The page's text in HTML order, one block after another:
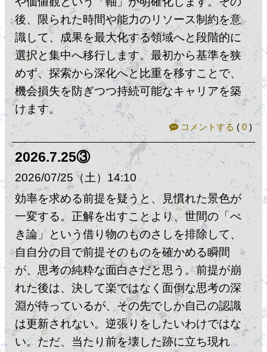
後、限られた時間や能力のリソース制約を意
識して、成果を最大化する領域へと段階的に
選択と集中へ移行します。最初から基準を狭
めず、探索から深化へと比重を移すことで、
機会損失を防ぎつつ持続可能なキャリアを築
けます。
コメントする (0)
2026.7.25③
2026 07 25（土）14:10
効率を求める前提を疑うと、見慣れた景色が
一変する。正解を出すことより、世間の「べ
き論」という借り物のものさしを排除して、
自自分の目で前提そのものを確かめる瞬間
が、思考の純粋な面白さだと思う。前提が崩
れた後は、決して楽ではなく面倒な思考の深
淵が待っているが、その先でしか自己の認識
は更新されない。逆張りをしたいわけではな
い。ただ、当たり前を壊した跡に立ち現れ